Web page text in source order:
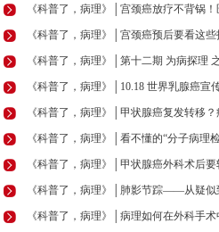
《科普了，病理》│宫颈癌预后要看这些
《科普了，病理》│第十二期 为病探理
《科普了，病理》│看不懂的“分子病理
《科普了，病理》│甲状腺癌外科术后要